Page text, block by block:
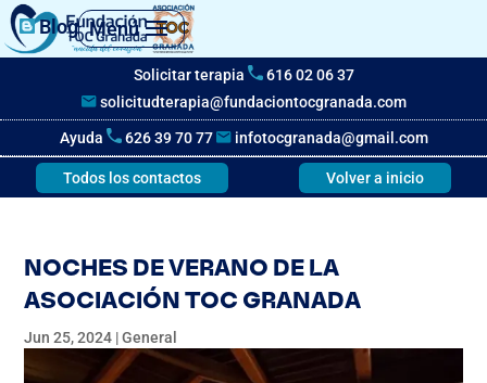
Blog Menú
Solicitar terapia
616 02 06 37
solicitudterapia@fundaciontocgranada.com
Ayuda 626 39 70 77 infotocgranada@gmail.com
Todos los contactos Volver a inicio
NOCHES DE VERANO DE LA
ASOCIACIÓN TOC GRANADA
Jun 25, 2024 |General